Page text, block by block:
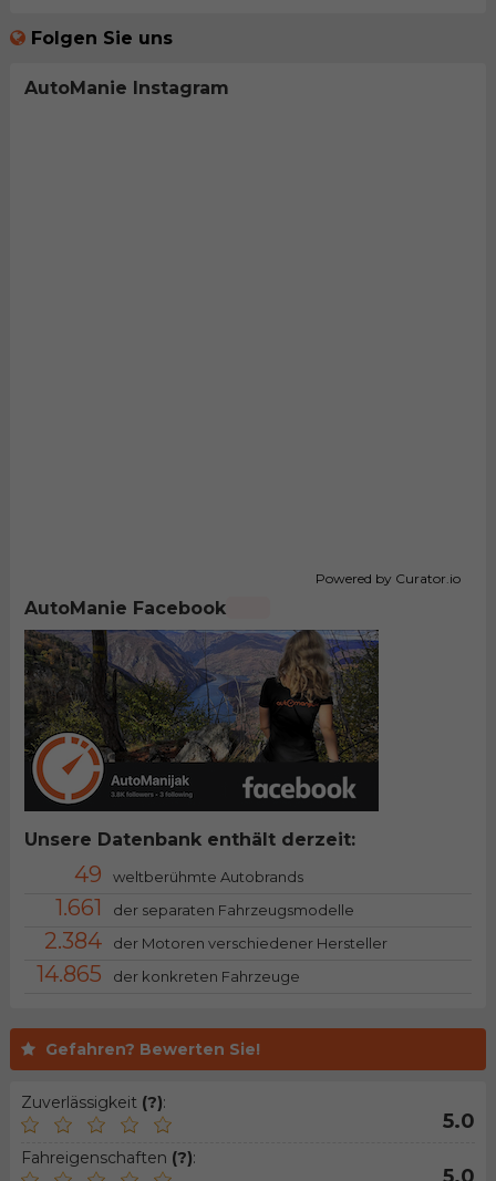
Gefahren? Bewerten Sie!
Zuverlässigkeit (?):
5.0
Fahreigenschaften (?):
Folgen Sie uns
AutoManie Instagram
Powered by Curator.io
AutoManie Facebook
Unsere Datenbank enthält derzeit:
49 weltberühmte Autobrands
1.661 der separaten Fahrzeugsmodelle
2.384 der Motoren verschiedener Hersteller
14.865 der konkreten Fahrzeuge